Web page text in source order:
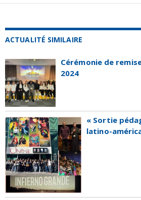
ACTUALITÉ SIMILAIRE
Cérémonie de
2024
« Sortie
latino-